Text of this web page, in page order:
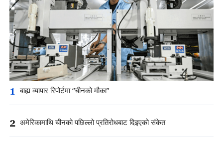
1 बाह्य व्यापार रिपोर्टमा “चीनको मौका”
2 अमेरिकामाथि चीनको पछिल्लो प्रतिरोधबाट दिइएको संकेत